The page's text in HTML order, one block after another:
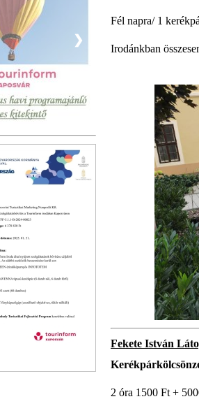
❯
Fél napra/ 1
Irodánkban
Fekete István
2 óra 1500 Ft +